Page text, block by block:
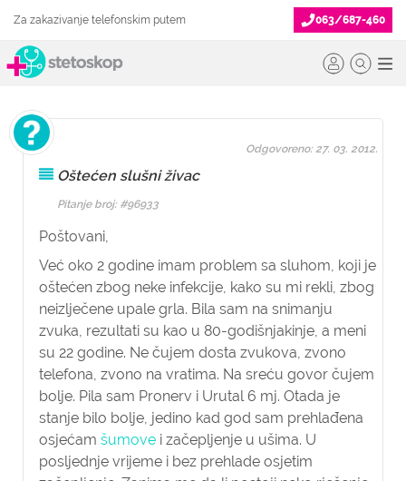
Za zakazivanje telefonskim putem 063/687-460
Oštećen slušni živac
Pitanje broj: #96933
Poštovani,
Već oko 2 godine imam problem sa sluhom, koji je
oštećen zbog neke infekcije, kako su mi rekli, zbog
neizlječene upale grla. Bila sam na snimanju
zvuka, rezultati su kao u 80-godišnjakinje, a meni
su 22 godine. Ne čujem dosta zvukova, zvono
telefona, zvono na vratima. Na sreću govor čujem
bolje. Pila sam Pronerv i Urutal 6 mj. Otada je
stanje bilo bolje, jedino kad god sam prehlađena
osjećam šumove i začepljenje u ušima. U
posljednje vrijeme i bez prehlade osjetim
Odgovoreno: 27. 03. 2012.